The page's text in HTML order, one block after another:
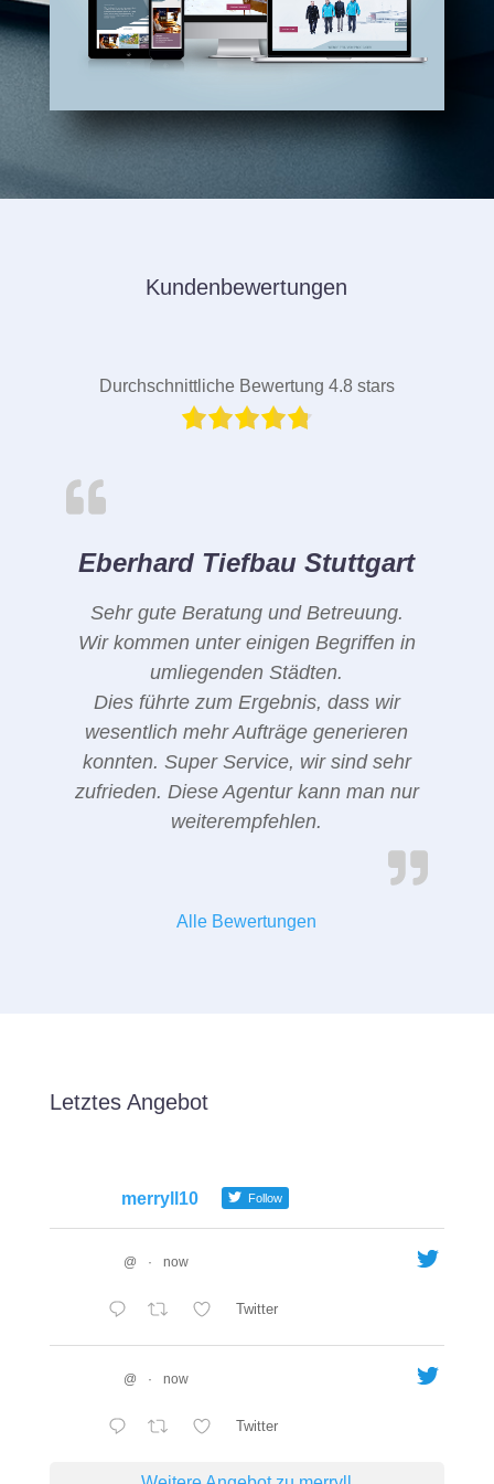
Kundenbewertungen
Durchschnittliche Bewertung 4.8 stars
Eberhard Tiefbau Stuttgart
Sehr gute Beratung und Betreuung.
Wir kommen unter einigen Begriffen in
umliegenden Städten.
Dies führte zum Ergebnis, dass wir
wesentlich mehr Aufträge generieren
konnten. Super Service, wir sind sehr
zufrieden. Diese Agentur kann man nur
weiterempfehlen.
Alle Bewertungen
Letztes Angebot
merryll10 Follow
@ · now
Twitter
@ · now
Twitter